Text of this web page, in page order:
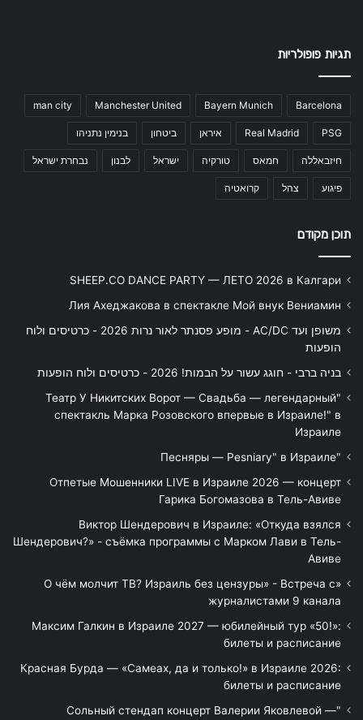
תגיות פופולריות
Barcelona
Bayern Munich
Manchester United
man city
PSG
Real Madrid איראן ביטחון בנימין נתניהו
חיזבאללה חמאס טורקיה ישראל לבנון נבחרת ישראל
פיגוע צהל קרואטיה
תוכן מקודם
SHEEP.CO DANCE PARTY — ЛЕТО 2026 в Калгари
Лия Ахеджакова в спектакле Мой внук Вениамин
משופן ועד AC/DC - מופע פסנתר לאור נרות 2026 - כרטיסים ולוח
הופעות
בניה ברבי - חוגג עשור על הבמות! 2026 - כרטיסים ולוח הופעות
"Театр У Никитских Ворот — Свадьба — легендарный
спектакль Марка Розовского впервые в Израиле!" в
Израиле
"Песняры — Pesniary" в Израиле
Отпетые Мошенники LIVE в Израиле 2026 — концерт
Гарика Богомазова в Тель-Авиве
Виктор Шендерович в Израиле: «Откуда взялся
Шендерович?» - съёмка программы с Марком Лави в Тель-
Авиве
«О чём молчит ТВ? Израиль без цензуры» - Встреча с
журналистами 9 канала
Максим Галкин в Израиле 2027 — юбилейный тур «50!»:
билеты и расписание
Красная Бурда — «Самеах, да и только!» в Израиле 2026:
билеты и расписание
"Сольный стендап концерт Валерии Яковлевой —